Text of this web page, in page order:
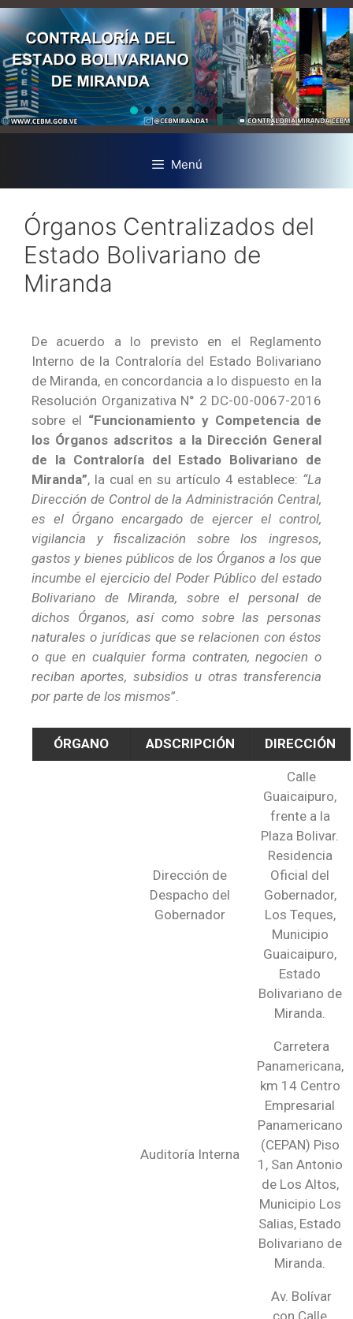
Menú
Órganos Centralizados del
Estado Bolivariano de
Miranda
De acuerdo a lo previsto en el Reglamento
Interno de la Contraloría del Estado Bolivariano
de Miranda, en concordancia a lo dispuesto en la
Resolución Organizativa N° 2 DC-00-0067-2016
sobre el “Funcionamiento y Competencia de
los Órganos adscritos a la Dirección General
de la Contraloría del Estado Bolivariano de
Miranda”, la cual en su artículo 4 establece: “La
Dirección de Control de la Administración Central,
es el Órgano encargado de ejercer el control,
vigilancia y fiscalización sobre los ingresos,
gastos y bienes públicos de los Órganos a los que
incumbe el ejercicio del Poder Público del estado
Bolivariano de Miranda, sobre el personal de
dichos Órganos, así como sobre las personas
naturales o jurídicas que se relacionen con éstos
o que en cualquier forma contraten, negocien o
reciban aportes, subsidios u otras transferencia
por parte de los mismos”.
ÓRGANO ADSCRIPCIÓN DIRECCIÓN
Dirección de
Despacho del
Gobernador
Calle
Guaicaipuro,
frente a la
Plaza Bolivar.
Residencia
Oficial del
Gobernador,
Los Teques,
Municipio
Guaicaipuro,
Estado
Bolivariano de
Miranda.
Auditoría Interna
Carretera
Panamericana,
km 14 Centro
Empresarial
Panamericano
(CEPAN) Piso
1, San Antonio
de Los Altos,
Municipio Los
Salias, Estado
Bolivariano de
Miranda.
Av. Bolívar
con Calle